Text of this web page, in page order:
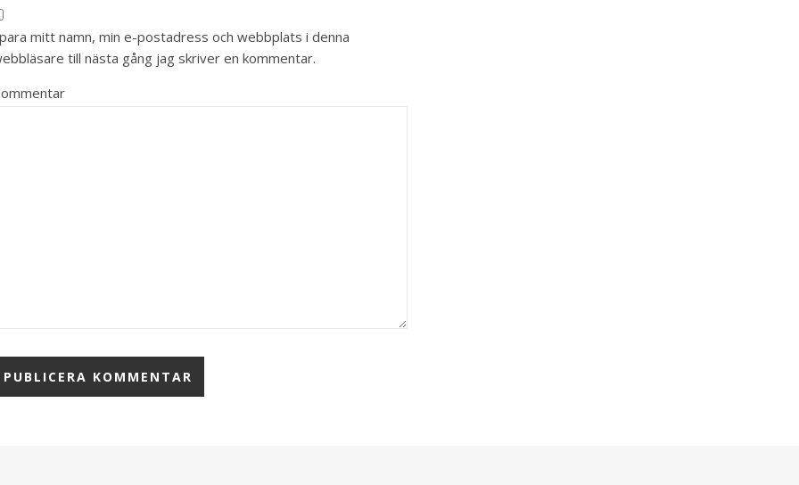
mitt namn, min e-postadress och webbplats i denna
till nästa gång jag skriver en kommentar.